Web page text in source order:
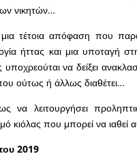
νικητών…
τέτοια απόφαση που
ήττας και μια υποταγή
να δείξει
ούτως ή άλλως διαθέτει…
να λειτουργήσει
κιόλας που μπορεί να ιαθεί
2019